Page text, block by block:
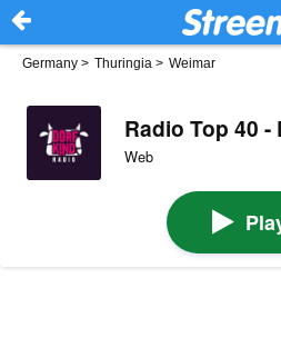
Germany > Thuringia > Weimar
Radio Top 40
Web